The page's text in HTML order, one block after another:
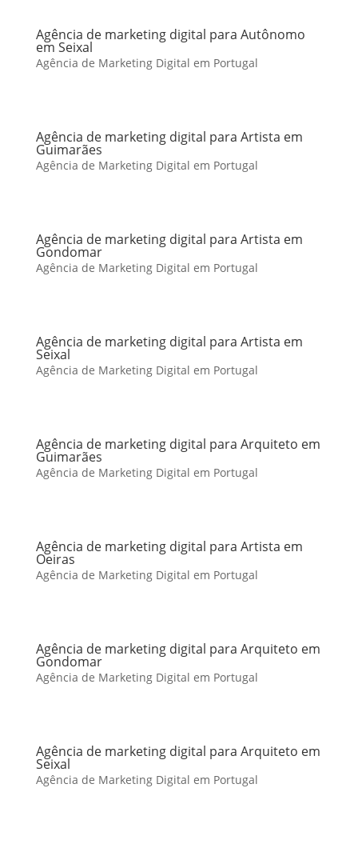
Agência de marketing digital para Autônomo
em Seixal
Agência de Marketing Digital em Portugal
Agência de marketing digital para Artista em
Guimarães
Agência de Marketing Digital em Portugal
Agência de marketing digital para Artista em
Gondomar
Agência de Marketing Digital em Portugal
Agência de marketing digital para Artista em
Seixal
Agência de Marketing Digital em Portugal
Agência de marketing digital para Arquiteto em
Guimarães
Agência de Marketing Digital em Portugal
Agência de marketing digital para Artista em
Oeiras
Agência de Marketing Digital em Portugal
Agência de marketing digital para Arquiteto em
Gondomar
Agência de Marketing Digital em Portugal
Agência de marketing digital para Arquiteto em
Seixal
Agência de Marketing Digital em Portugal